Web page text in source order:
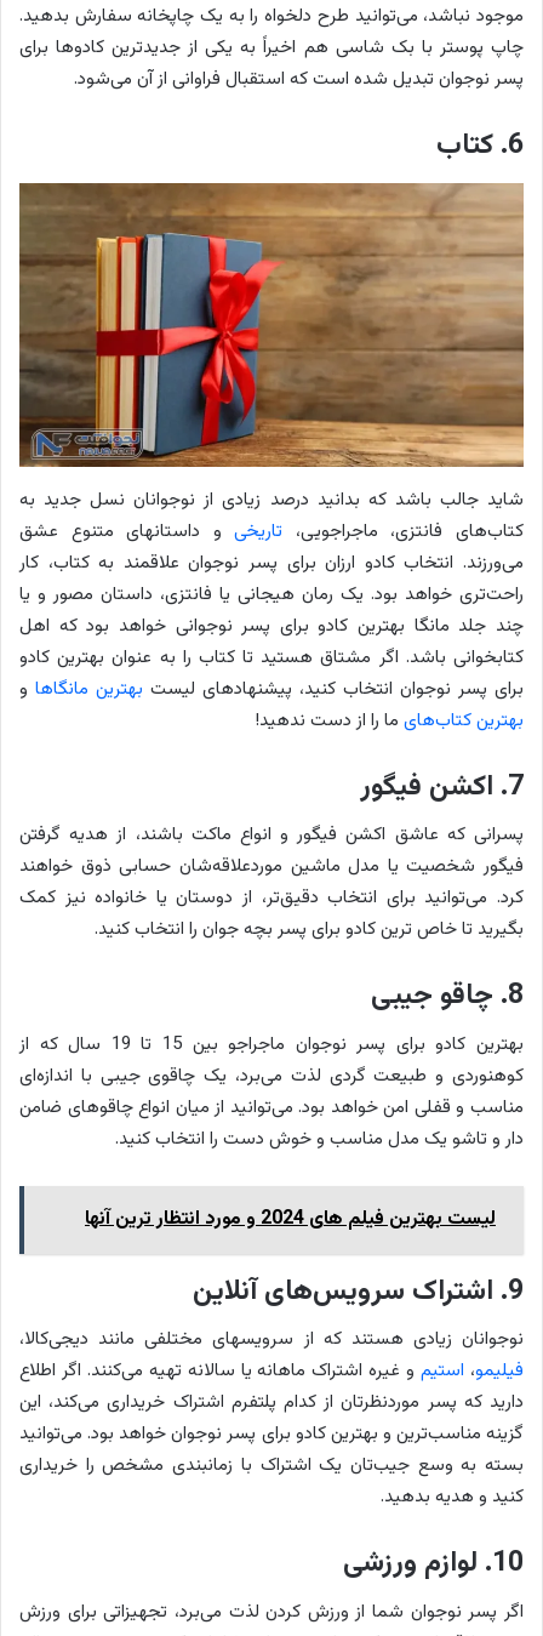
موجود نباشد، می‌توانید طرح دلخواه را به یک چاپخانه سفارش بدهید.
چاپ پوستر با بک شاسی هم اخیراً به یکی از جدیدترین کادوها برای
پسر نوجوان تبدیل شده است که استقبال فراوانی از آن می‌شود.
6. کتاب
شاید جالب باشد که بدانید درصد زیادی از نوجوانان نسل جدید به
کتاب‌های فانتزی، ماجراجویی، تاریخی
و داستان‎های متنوع عشق
می‌ورزند. انتخاب کادو ارزان برای پسر نوجوان علاقمند به کتاب، کار
راحت‌تری خواهد بود. یک رمان هیجانی یا فانتزی، داستان مصور و یا
چند جلد مانگا بهترین کادو برای پسر نوجوانی خواهد بود که اهل
کتابخوانی باشد. اگر مشتاق هستید تا کتاب را به عنوان بهترین کادو
برای پسر نوجوان انتخاب کنید، پیشنهادهای لیست بهترین مانگاها و
بهترین کتاب‌های ما را از دست ندهید!
7. اکشن فیگور
پسرانی که عاشق اکشن فیگور و انواع ماکت باشند، از هدیه گرفتن
فیگور شخصیت یا مدل ماشین موردعلاقه‌شان حسابی ذوق خواهند
کرد. می‌توانید برای انتخاب دقیق‌تر، از دوستان یا خانواده نیز کمک
بگیرید تا خاص ترین کادو برای پسر بچه جوان را انتخاب کنید.
8. چاقو جیبی
بهترین کادو برای پسر نوجوان ماجراجو بین 15 تا 19 سال که از
کوهنوردی و طبیعت گردی لذت می‌برد، یک چاقوی جیبی با اندازه‌ای
مناسب و قفلی امن خواهد بود. می‌توانید از میان انواع چاقوهای ضامن
دار و تاشو یک مدل مناسب و خوش دست را انتخاب کنید.
لیست بهترین فیلم های 2024 و مورد انتظار ترین آنها
9. اشتراک سرویس‌های آنلاین
نوجوانان زیادی هستند که از سرویس‎های مختلفی مانند دیجی‌کالا،
فیلیمو، استیمو غیره اشتراک ماهانه یا سالانه تهیه می‌کنند. اگر اطلاع
دارید که پسر موردنظرتان از کدام پلتفرم اشتراک خریداری می‌کند، این
گزینه مناسب‌ترین و بهترین کادو برای پسر نوجوان خواهد بود. می‌توانید
بسته به وسع جیب‎‌تان یک اشتراک با زمانبندی مشخص را خریداری
کنید و هدیه بدهید.
10. لوازم ورزشی
اگر پسر نوجوان شما از ورزش کردن لذت می‌برد، تجهیزاتی برای ورزش